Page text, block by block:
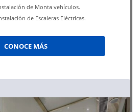
de Monta vehículos.
de Escaleras Eléctricas.
CONOCE MÁS